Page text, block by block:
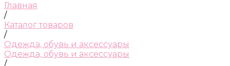
Главная
/
Каталог товаров
/
Одежда, обувь и аксессуары
Одежда, обувь и аксессуары
/